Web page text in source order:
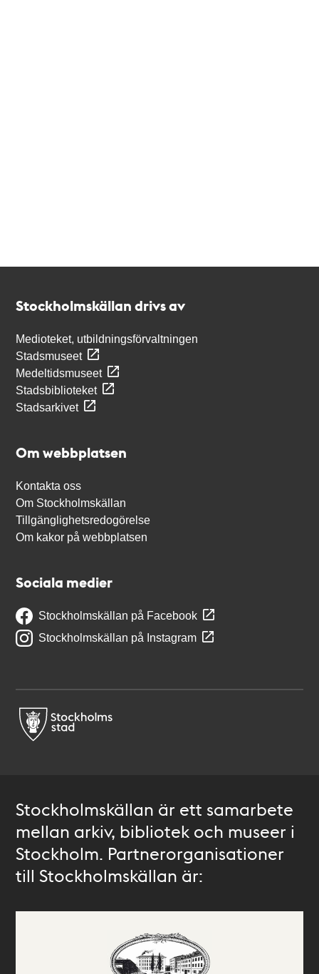
Stockholmskällan drivs av
Medioteket, utbildningsförvaltningen
Stadsmuseet
Medeltidsmuseet
Stadsbiblioteket
Stadsarkivet
Om webbplatsen
Kontakta oss
Om Stockholmskällan
Tillgänglighetsredogörelse
Om kakor på webbplatsen
Sociala medier
Stockholmskällan på Facebook
Stockholmskällan på Instagram
Stockholmskällan är ett samarbete
mellan arkiv, bibliotek och museer i
Stockholm. Partnerorganisationer
till Stockholmskällan är: